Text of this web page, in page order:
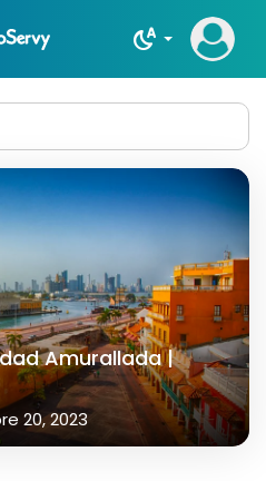
night_sight_auto
Amurallada |
20, 2023